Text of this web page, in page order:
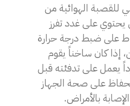
للقصبة الهوائية من
يحتوي على غدد تفرز
على ضبط درجة حرارة
إذا كان ساخناً يقوم
يعمل على تدفئته قبل
على صحة الجهاز
بالأمراض.